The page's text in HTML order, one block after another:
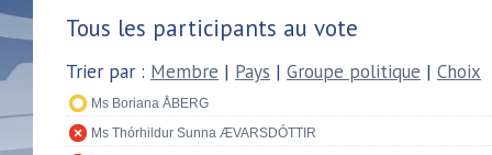
Tous les participants au vote
Trier par : Membre | Pays | Groupe politique | Choix
Ms Boriana ÅBERG
Ms Thórhildur Sunna ÆVARSDÓTTIR